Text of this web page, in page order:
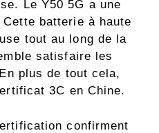
Le Y50 5G a une
batterie à haute
tout au long de la
satisfaire les
plus de tout cela,
3C en Chine.
confirment